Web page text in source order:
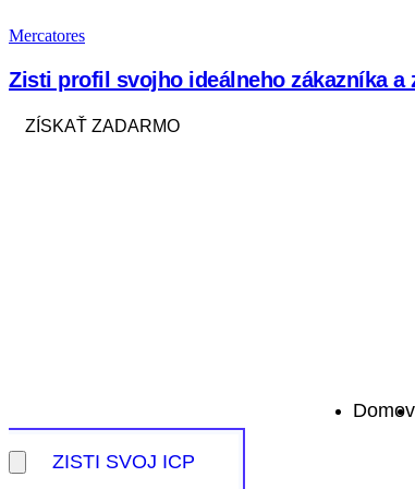
Mercatores
Zisti profil svojho ideálneho zákazníka a
ZÍSKAŤ ZADARMO
Domov
ZISTI SVOJ ICP